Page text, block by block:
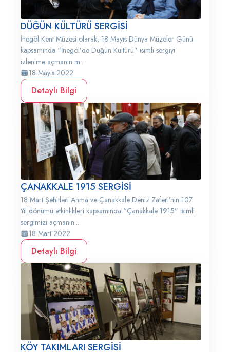
DÜĞÜN KÜLTÜRÜ SERGİSİ
İnegöl Kent Müzesi olarak, 18 Mayıs Dünya Müzeler Günü
kapsamında “İnegöl’de Düğün Kültürü” isimli sergiyi
izlenime açmanın m...
18 Mayıs 2022
Detaylı Bilgi
ÇANAKKALE 1915 SERGİSİ
18 Mart Şehitleri Anma ve Çanakkale Deniz Zaferi’nin 107.
Yıl dönümü etkinlikleri kapsamında “Çanakkale 1915” isimli
sergimizi açmanın...
18 Mart 2022
Detaylı Bilgi
KÖY TAKIMLARI SERGİSİ